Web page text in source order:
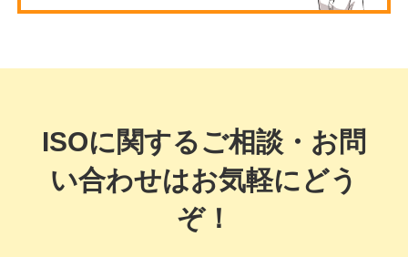
ISOに関するご相談・お問
い合わせはお気軽にどう
ぞ！